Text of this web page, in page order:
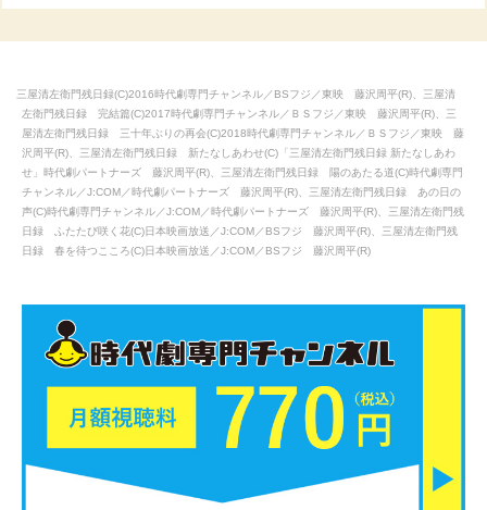
三屋清左衛門残日録(C)2016時代劇専門チャンネル／BSフジ／東映 藤沢周平(R)、三屋清
左衛門残日録 完結篇(C)2017時代劇専門チャンネル／ＢＳフジ／東映 藤沢周平(R)、三
屋清左衛門残日録 三十年ぶりの再会(C)2018時代劇専門チャンネル／ＢＳフジ／東映 藤
沢周平(R)、三屋清左衛門残日録 新たなしあわせ(C)「三屋清左衛門残日録 新たなしあわ
せ」時代劇パートナーズ 藤沢周平(R)、三屋清左衛門残日録 陽のあたる道(C)時代劇専門
チャンネル／J:COM／時代劇パートナーズ 藤沢周平(R)、三屋清左衛門残日録 あの日の
声(C)時代劇専門チャンネル／J:COM／時代劇パートナーズ 藤沢周平(R)、三屋清左衛門残
日録 ふたたび咲く花(C)日本映画放送／J:COM／BSフジ 藤沢周平(R)、三屋清左衛門残
日録 春を待つこころ(C)日本映画放送／J:COM／BSフジ 藤沢周平(R)